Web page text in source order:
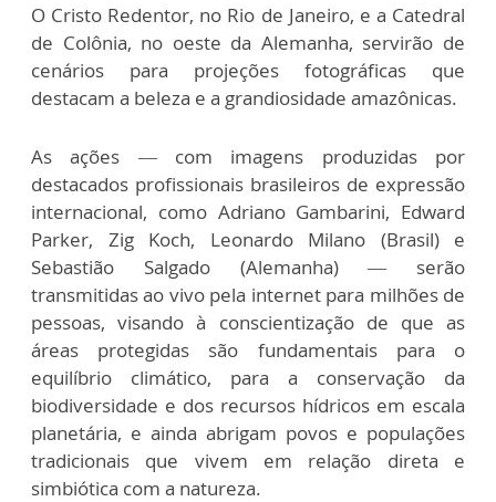
O Cristo Redentor, no Rio de Janeiro, e a Catedral
de Colônia, no oeste da Alemanha, servirão de
cenários para projeções fotográficas que
destacam a beleza e a grandiosidade amazônicas.
As ações — com imagens produzidas por
destacados profissionais brasileiros de expressão
internacional, como Adriano Gambarini, Edward
Parker, Zig Koch, Leonardo Milano (Brasil) e
Sebastião Salgado (Alemanha) — serão
transmitidas ao vivo pela internet para milhões de
pessoas, visando à conscientização de que as
áreas protegidas são fundamentais para o
equilíbrio climático, para a conservação da
biodiversidade e dos recursos hídricos em escala
planetária, e ainda abrigam povos e populações
tradicionais que vivem em relação direta e
simbiótica com a natureza.